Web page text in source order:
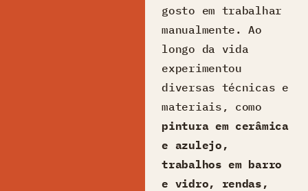
gosto em trabalhar
manualmente. Ao
longo da vida
experimentou
diversas técnicas e
materiais, como
pintura em cerâmica
e azulejo,
trabalhos em barro
e vidro, rendas,